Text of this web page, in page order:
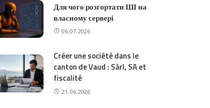
Для чого розгортати ШІ на
власному сервері
06.07.2026
Créer une société dans le
canton de Vaud : Sàrl, SA et
fiscalité
21.06.2026